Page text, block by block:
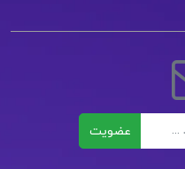
نونهالان ابوالفضل
نونهالان ابوالفضل
عضویت